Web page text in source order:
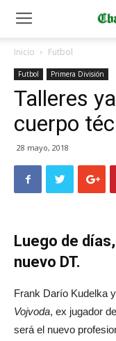
Inicio Futbol
Futbol Primera División
Talleres
cuerpo
28 mayo, 2018
Luego de
nuevo DT.
Frank Darío Kudelka
Vojvoda, ex jugador
será el nuevo